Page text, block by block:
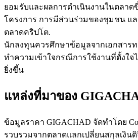
การวิเคราะห์ข้อมูลขนาดใหญ่ ร
ยอมรับและผลการดำเนินงานในตลา
โครงการ การมีส่วนร่วมของชุมชน แ
ตลาดคริปโต.
นักลงทุนควรศึกษาข้อมูลจากเอกสารท
ทำความเข้าใจกรณีการใช้งานที่ตั้งใจ
ยิ่งขึ้น
แหล่งที่มาของ
ข้อมูลราคา GIGACHAD จัดทำโดย
รวบรวมจากตลาดแลกเปลี่ยนสกุลเงิน